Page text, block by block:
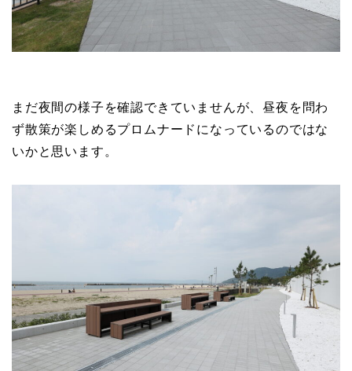
まだ夜間の様子を確認できていませんが、昼夜を問わ
ず散策が楽しめるプロムナードになっているのではな
いかと思います。